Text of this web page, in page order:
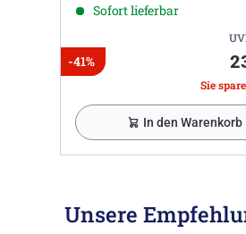
Sofort lieferbar
-41%
Sie
In den Warenkorb
Unsere